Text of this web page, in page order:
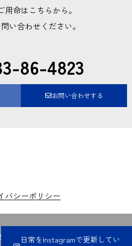
日常をInstagramで更新してい
用命はこちらから。
い合わせください。
86-4823
お問い合わせする
バシーポリシー
式会社夏目電業所